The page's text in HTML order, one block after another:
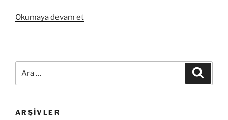
Okumaya devam et“Online
ARŞIVLER